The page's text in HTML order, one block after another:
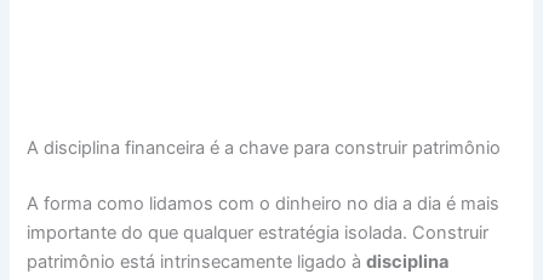
A disciplina financeira é a chave para construir patrimônio
A forma como lidamos com o dinheiro no dia a dia é mais
importante do que qualquer estratégia isolada. Construir
patrimônio está intrinsecamente ligado àdisciplina